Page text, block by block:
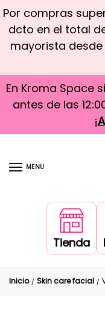
Por compras
dcto en el total
mayorista desde
En Kroma Space
antes de las
¡
MENU
Tienda
Inicio / Skin care facial /